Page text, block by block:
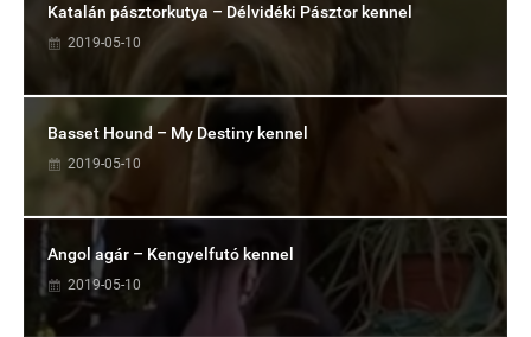
Katalán pásztorkutya – Délvidéki Pásztor kennel
2019-05-10
Basset Hound – My Destiny kennel
2019-05-10
Angol agár – Kengyelfutó kennel
2019-05-10